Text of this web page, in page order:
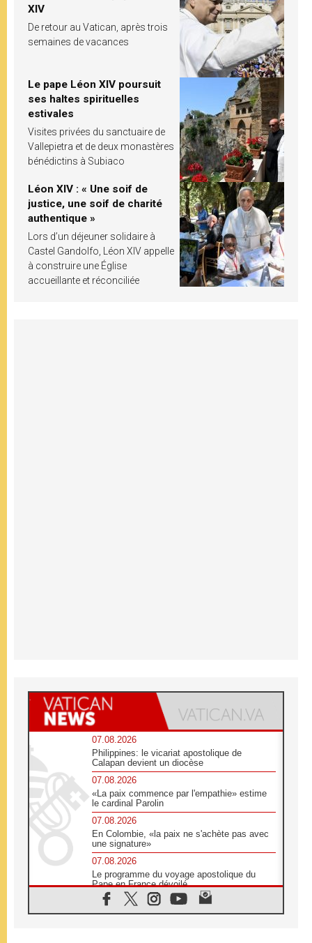
XIV
De retour au Vatican, après trois
semaines de vacances
Le pape Léon XIV poursuit
ses haltes spirituelles
estivales
Visites privées du sanctuaire de
Vallepietra et de deux monastères
bénédictins à Subiaco
Léon XIV : « Une soif de
justice, une soif de charité
authentique »
Lors d’un déjeuner solidaire à
Castel Gandolfo, Léon XIV appelle
à construire une Église
accueillante et réconciliée
07.08.2026
Philippines: le vicariat apostolique de
Calapan devient un diocèse
07.08.2026
«La paix commence par l'empathie» estime
le cardinal Parolin
07.08.2026
En Colombie, «la paix ne s'achète pas avec
une signature»
07.08.2026
Le programme du voyage apostolique du
Pape en France dévoilé
07.08.2026
1ère Conférence continentale sur l'éducation